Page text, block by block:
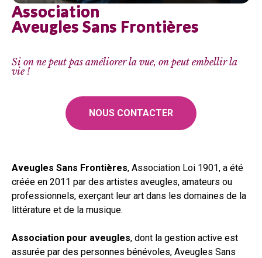
Association
Aveugles Sans Frontières
Si on ne peut pas améliorer la vue, on peut embellir la
vie !
NOUS CONTACTER
Aveugles Sans Frontières, Association Loi 1901, a été
créée en 2011 par des artistes aveugles, amateurs ou
professionnels, exerçant leur art dans les domaines de la
littérature et de la musique.
Association pour aveugles, dont la gestion active est
assurée par des personnes bénévoles, Aveugles Sans